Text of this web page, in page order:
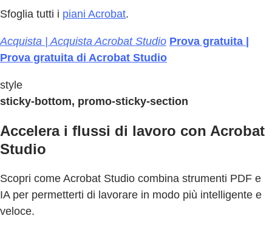
Sfoglia tutti i piani Acrobat.
Acquista | Acquista Acrobat Studio Prova gratuita |
Prova gratuita di Acrobat Studio
style
sticky-bottom, promo-sticky-section
Accelera i flussi di lavoro con Acrobat
Studio
Scopri come Acrobat Studio combina strumenti PDF e
IA per permetterti di lavorare in modo più intelligente e
veloce.